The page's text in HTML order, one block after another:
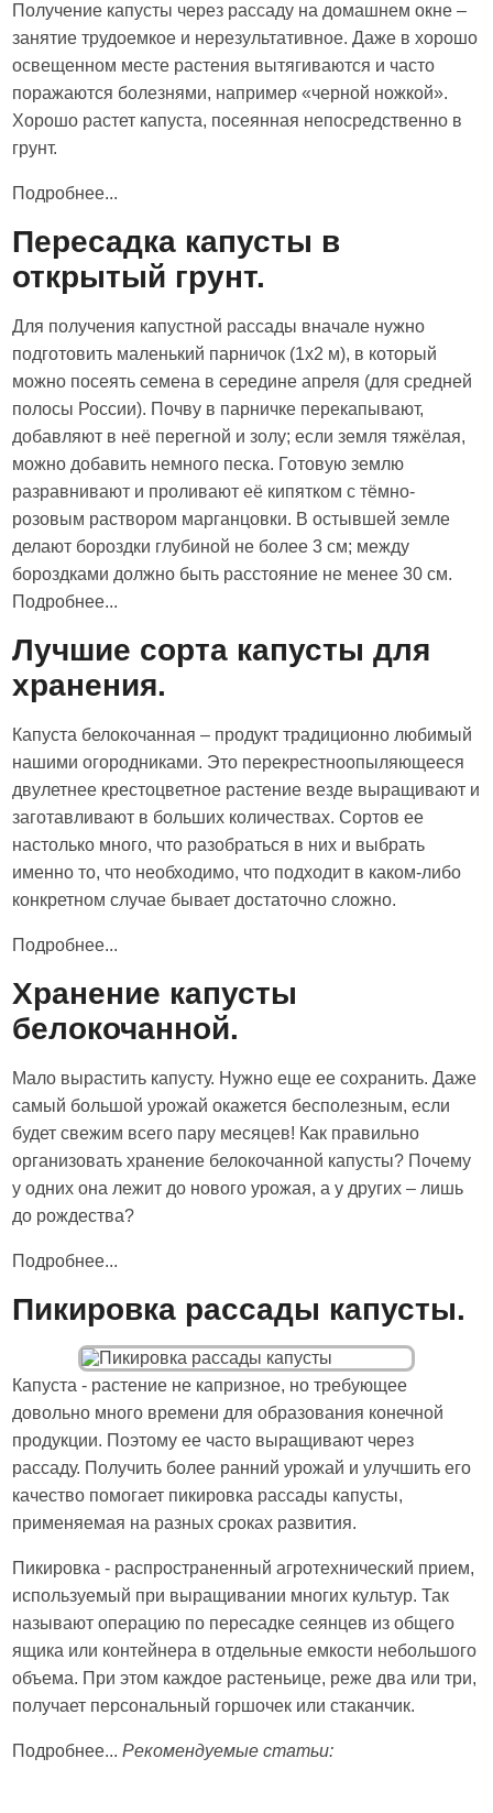
Получение капусты через рассаду на домашнем окне –
занятие трудоемкое и нерезультативное. Даже в хорошо
освещенном месте растения вытягиваются и часто
поражаются болезнями, например «черной ножкой».
Хорошо растет капуста, посеянная непосредственно в
грунт.
Подробнее...
Пересадка капусты в
открытый грунт.
Для получения капустной рассады вначале нужно
подготовить маленький парничок (1x2 м), в который
можно посеять семена в середине апреля (для средней
полосы России). Почву в парничке перекапывают,
добавляют в неё перегной и золу; если земля тяжёлая,
можно добавить немного песка. Готовую землю
разравнивают и проливают её кипятком с тёмно-
розовым раствором марганцовки. В остывшей земле
делают бороздки глубиной не более 3 см; между
бороздками должно быть расстояние не менее 30 см.
Подробнее...
Лучшие сорта капусты для
хранения.
Капуста белокочанная – продукт традиционно любимый
нашими огородниками. Это перекрестноопыляющееся
двулетнее крестоцветное растение везде выращивают и
заготавливают в больших количествах. Сортов ее
настолько много, что разобраться в них и выбрать
именно то, что необходимо, что подходит в каком-либо
конкретном случае бывает достаточно сложно.
Подробнее...
Хранение капусты
белокочанной.
Мало вырастить капусту. Нужно еще ее сохранить. Даже
самый большой урожай окажется бесполезным, если
будет свежим всего пару месяцев! Как правильно
организовать хранение белокочанной капусты? Почему
у одних она лежит до нового урожая, а у других – лишь
до рождества?
Подробнее...
Пикировка рассады капусты.
Капуста - растение не капризное, но требующее
довольно много времени для образования конечной
продукции. Поэтому ее часто выращивают через
рассаду. Получить более ранний урожай и улучшить его
качество помогает пикировка рассады капусты,
применяемая на разных сроках развития.
Пикировка - распространенный агротехнический прием,
используемый при выращивании многих культур. Так
называют операцию по пересадке сеянцев из общего
ящика или контейнера в отдельные емкости небольшого
объема. При этом каждое растеньице, реже два или три,
получает персональный горшочек или стаканчик.
Подробнее...Рекомендуемые статьи: